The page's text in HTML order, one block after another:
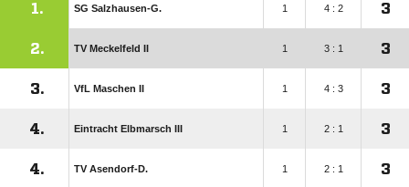
1. SG Salzhausen-G. 1 4 : 2 3
2. TV Meckelfeld II 1 3 : 1 3
3. VfL Maschen II 1 4 : 3 3
4. Eintracht Elbmarsch III 1 2 : 1 3
4. TV Asendorf-D. 1 2 : 1 3